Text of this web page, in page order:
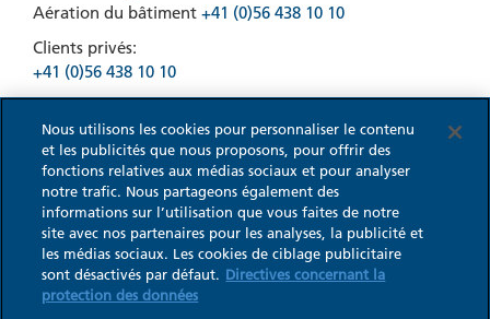
Aération du bâtiment +41 (0)56 438 10 10
Clients privés:
+41 (0)56 438 10 10
© 2026 WESCO CGV
Nous utilisons les cookies pour personnaliser le contenu
et les publicités que nous proposons, pour offrir des
fonctions relatives aux médias sociaux et pour analyser
notre trafic. Nous partageons également des
informations sur l’utilisation que vous faites de notre
site avec nos partenaires pour les analyses, la publicité et
les médias sociaux. Les cookies de ciblage publicitaire
sont désactivés par défaut. Directives concernant la
protection des données